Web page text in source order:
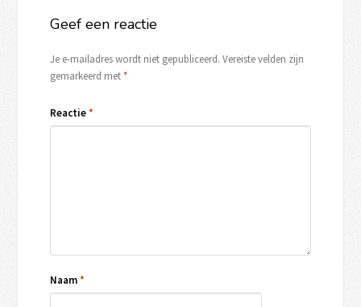
Geef een reactie
Je e-mailadres wordt niet gepubliceerd. Vereiste velden zijn
gemarkeerd met*
Reactie*
Naam*